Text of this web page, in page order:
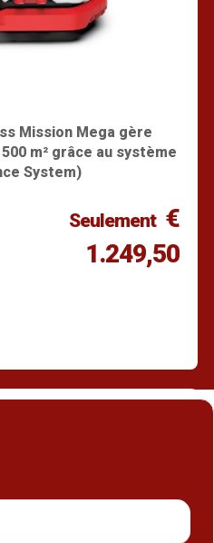
Mission Mega gère
m² grâce au système
System)
Seulement €
1.249,50